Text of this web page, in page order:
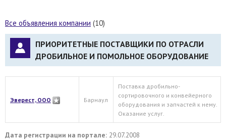
Все объявления компании (10)
ПРИОРИТЕТНЫЕ ПОСТАВЩИКИ ПО ОТРАСЛИ
ДРОБИЛЬНОЕ И ПОМОЛЬНОЕ ОБОРУДОВАНИЕ
Эверест, ООО Барнаул
Поставка дробильно-
сортировочного и конвейерного
оборудования и запчастей к нему.
Оказание услуг.
Дата регистрации на портале: 29.07.2008